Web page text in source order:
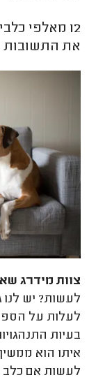
12 מאלפי
את התשובות
צוות מידרג
לעלות על
בעיות
איתו הוא
לעשות אם כלב